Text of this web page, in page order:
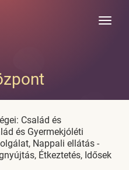
Toggle
Család és
és Gyermekjóléti
Nappali ellátás -
Étkeztetés, Idősek